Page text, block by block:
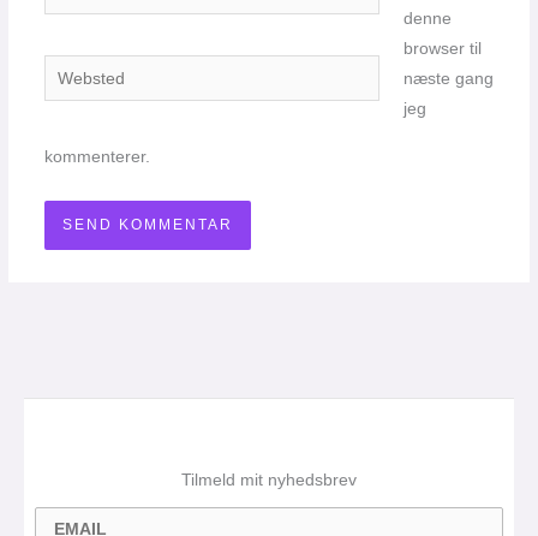
Websted
denne
browser til
næste gang
jeg
kommenterer.
Tilmeld mit nyhedsbrev